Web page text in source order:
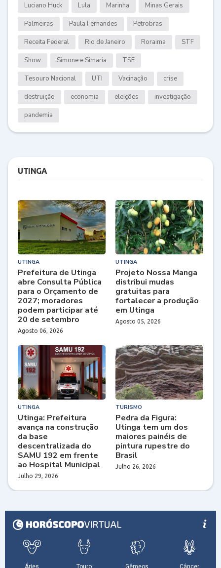
Luciano Huck Lula Marinha Minas Gerais
Palmeiras Paula Fernandes Petrobras
Receita Federal Rio de Janeiro Roraima STF
Show Simone e Simaria TSE
Tesouro Nacional UTI Vacinação crise
destruição economia eleições investigação
pandemia
UTINGA
UTINGA
Prefeitura de Utinga
abre Consulta Pública
para o Orçamento de
2027; moradores
podem participar até
20 de setembro
Agosto 06, 2026
UTINGA
Projeto Nossa Manga
distribui mudas
gratuitas para
fortalecer a produção
em Utinga
Agosto 05, 2026
UTINGA
Utinga: Prefeitura
avança na construção
da base
descentralizada do
SAMU 192 em frente
ao Hospital Municipal
Julho 29, 2026
TURISMO
Pedra da Figura:
Utinga tem um dos
maiores painéis de
pintura rupestre do
Brasil
Julho 26, 2026